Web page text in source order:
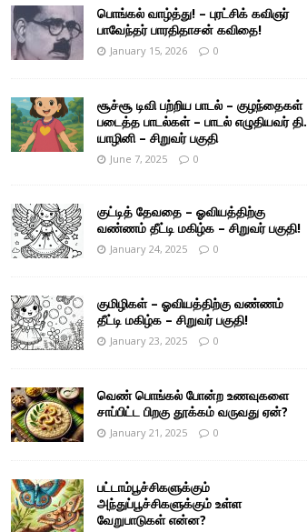
பொங்கல் வாழ்த்து! – புரட்சிக் கவிஞர்
பாவேந்தர் பாரதிதாசன் கவிதை!
January 15, 2026 0
சூச்சூ டிவி பற்றிய பாடல் – குழந்தைகள்
படைத்த பாடல்கள் – பாடல் எழுதியவர் தி.
யாழினி – சிறுவர் பகுதி
June 7, 2025 0
குட்டித் தேவதை – ஓவியத்திற்கு
வண்ணம் தீட்டி மகிழ்க – சிறுவர் பகுதி!
January 24, 2025 0
குமிழிகள் – ஓவியத்திற்கு வண்ணம்
தீட்டி மகிழ்க – சிறுவர் பகுதி!
January 23, 2025 0
வெண் பொங்கல் போன்ற உணவுகளை
சாப்பிட்ட பிறகு தூக்கம் வருவது ஏன்?
January 21, 2025 0
பட்டாம்பூச்சிகளுக்கும்
அந்துப்பூச்சிகளுக்கும் உள்ள
வேறுபாடுகள் என்ன?